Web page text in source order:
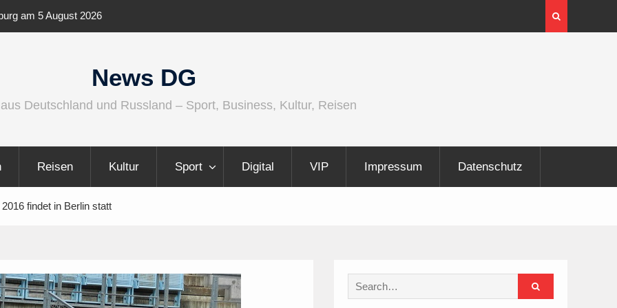
und
InnoTrans 2026 zeigt Technologien für die
Elektrifizierung der Schiene
News DG
Deutschland und Russland – Sport, Business, Kultur, Reisen
Reisen Kultur Sport Digital VIP Impressum Datenschutz
findet in Berlin statt
Search
for: